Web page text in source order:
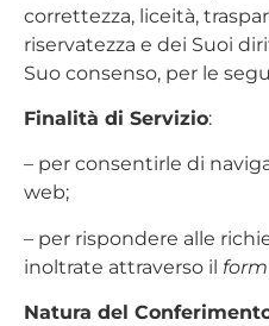
correttezza, liceità,
riservatezza e dei Suoi
Suo consenso, per le
Finalità di Servizio:
– per consentirle di
web;
– per rispondere alle
inoltrate attraverso il
Natura del